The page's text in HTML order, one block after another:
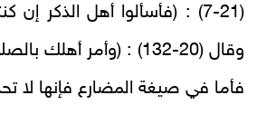
(21-7) : (فأسألوا أهل الذكر إن
وقال (20-132) : (وأمر أهلك بالصلاة ) .
فأما في صيغة المضارع فإنها لا